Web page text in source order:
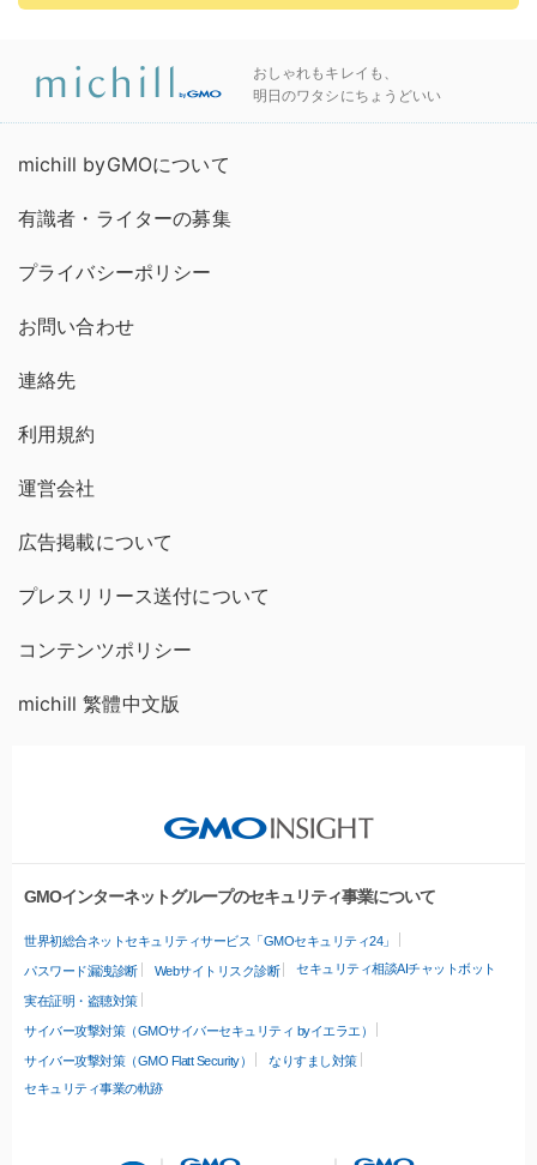
おしゃれもキレイも、
明日のワタシにちょうどいい
michill byGMOについて
有識者・ライターの募集
プライバシーポリシー
お問い合わせ
連絡先
利用規約
運営会社
広告掲載について
プレスリリース送付について
コンテンツポリシー
michill 繁體中文版
GMOインターネットグループのセキュリティ事業について
世界初総合ネットセキュリティサービス「GMOセキュリティ24」
パスワード漏洩診断 Webサイトリスク診断 セキュリティ相談AIチャットボット
実在証明・盗聴対策
サイバー攻撃対策（GMOサイバーセキュリティ byイエラエ）
サイバー攻撃対策（GMO Flatt Security）
なりすまし対策
セキュリティ事業の軌跡